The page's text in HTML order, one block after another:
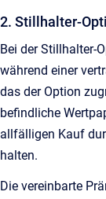
2. Stillhalter-
Bei der Stillhalter-
während einer
das der Option
befindliche
allfälligen Kauf
halten.
Die vereinbarte